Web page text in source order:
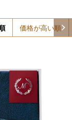
価格が高い順